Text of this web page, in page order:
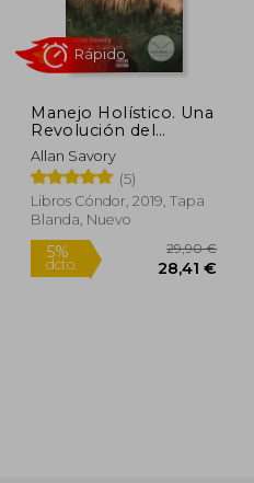
Manejo Holístico. Una
Revolución del
Sentido Común Para
Regenerar Nuestro
Ambiente - Allan
Savory; Jody
Butterfield - Libro
Allan Savory
(5)
Libros Cóndor, 2019, Tapa
Blanda, Nuevo
Rápido